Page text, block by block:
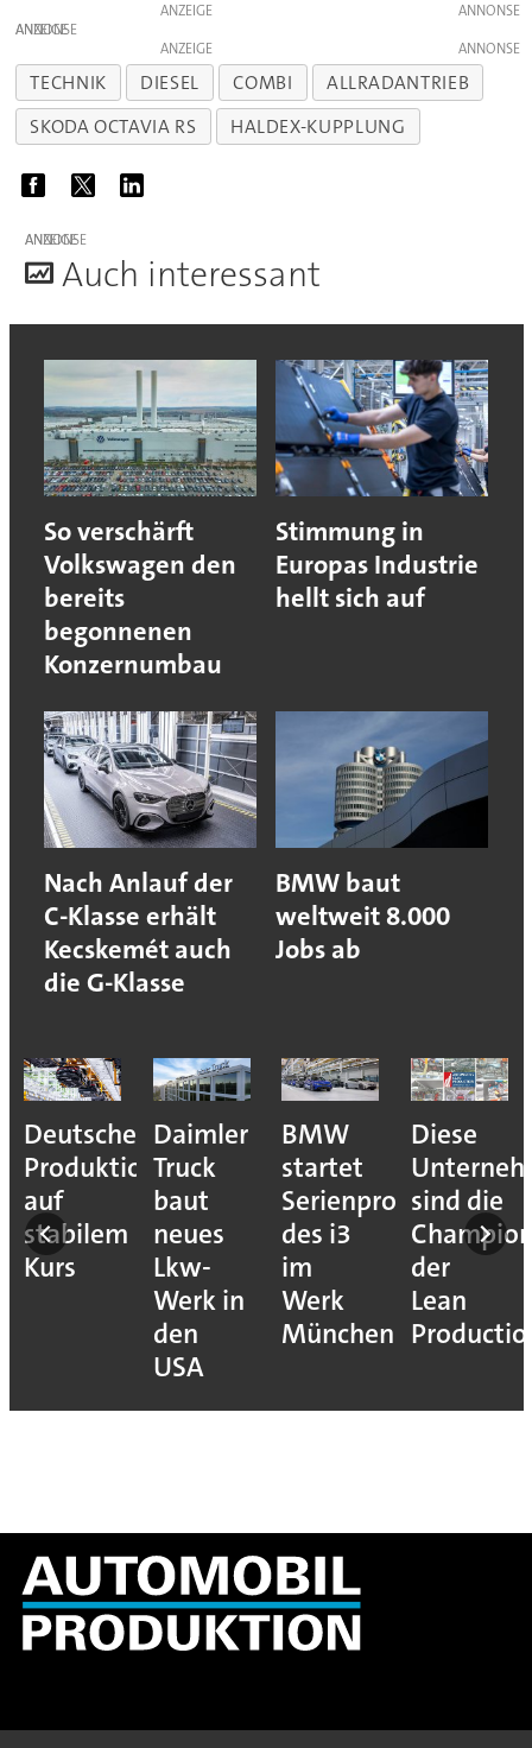
ANZEIGE
ANZEIGE
ANZEIGE
TECHNIK DIESEL COMBI
ALLRADANTRIEB
SKODA OCTAVIA RS
HALDEX-KUPPLUNG
ANZEIGE
Auch interessant
So verschärft
Volkswagen den
bereits
begonnenen
Konzernumbau
Stimmung in
Europas Industrie
hellt sich auf
Nach Anlauf der
C-Klasse erhält
Kecskemét auch
die G-Klasse
BMW baut
weltweit 8.000
Jobs ab
Deutsche
Produktion
auf
stabilem
Kurs
Daimler
Truck
baut
neues
Lkw-
Werk in
den
USA
BMW
startet
Serienproduktion
des i3
im
Werk
München
Diese
sind die
der
Lean